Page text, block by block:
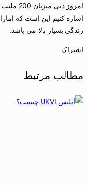
اشاره کنیم این است که
زندگی بسیار بالا می باشد.
اشتراک
مطالب مرتبط